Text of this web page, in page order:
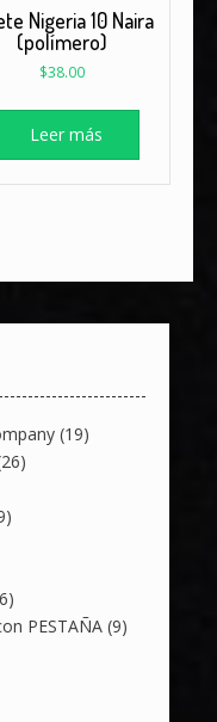
Nigeria 10 Naira
(polímero)
$38.00
Leer más
(19)
PESTAÑA (9)